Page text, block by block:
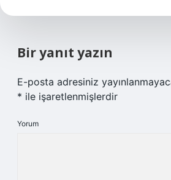
Bir yanıt yazın
E-posta adresiniz
* ile işaretlenmişlerdir
Yorum